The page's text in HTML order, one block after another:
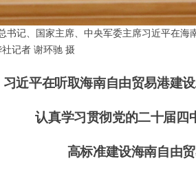
书记、国家主席、中央军委主席习近平在
记者 谢环驰 摄
习近平在听取海南自由贸易港建
认真学习贯彻党的二十届四
高标准建设海南自由